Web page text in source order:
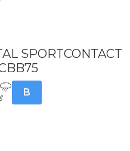
SPORTCONTACT
B